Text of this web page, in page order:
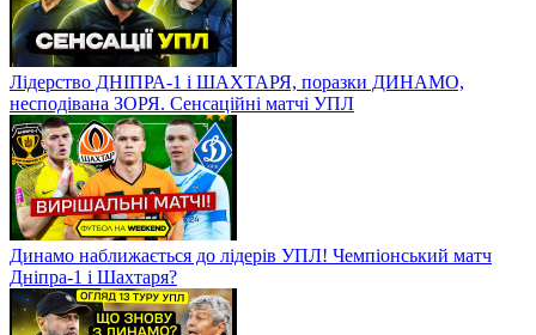
Лідерство ДНІПРА-1 і ШАХТАРЯ, поразки ДИНАМО,
несподівана ЗОРЯ. Сенсаційні матчі УПЛ
Динамо наближається до лідерів УПЛ! Чемпіонський матч
Дніпра-1 і Шахтаря?